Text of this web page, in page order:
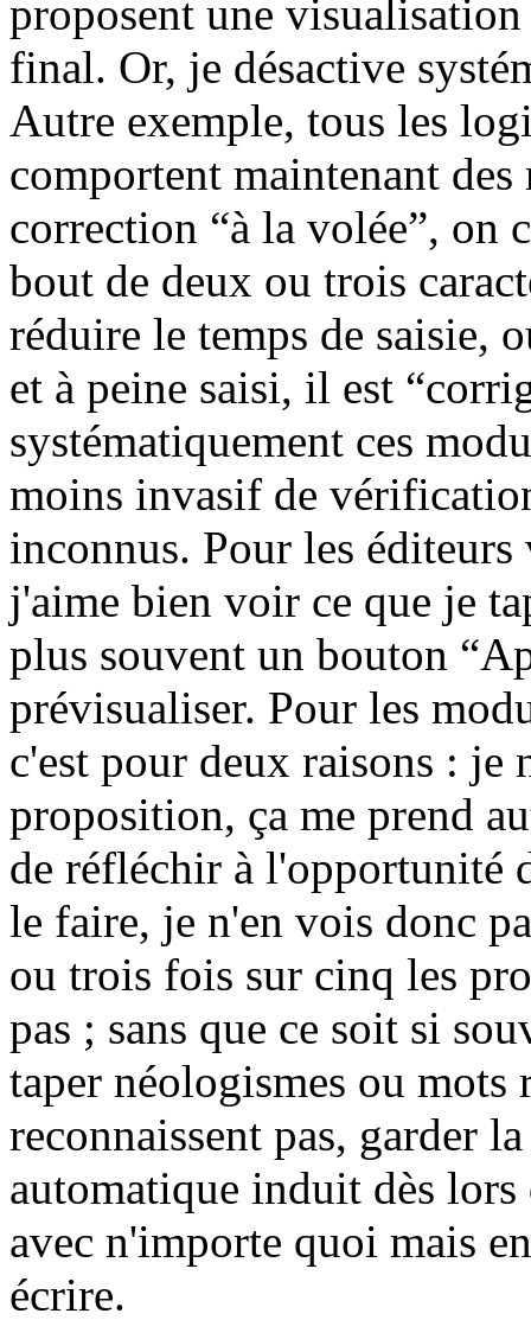
proposent une
final. Or, je désactive
Autre exemple, tous les
comportent maintenant
correction “à la volée”, on
bout de deux ou trois
réduire le temps de saisie,
et à peine saisi, il est
systématiquement ces
moins invasif de
inconnus. Pour les
j'aime bien voir ce que je
plus souvent un bouton
prévisualiser. Pour les
c'est pour deux raisons :
proposition, ça me prend
de réfléchir à l'opportunité
le faire, je n'en vois donc
ou trois fois sur cinq les
pas ; sans que ce soit si
taper néologismes ou mots
reconnaissent pas, garder
automatique induit dès lors
avec n'importe quoi mais
écrire.